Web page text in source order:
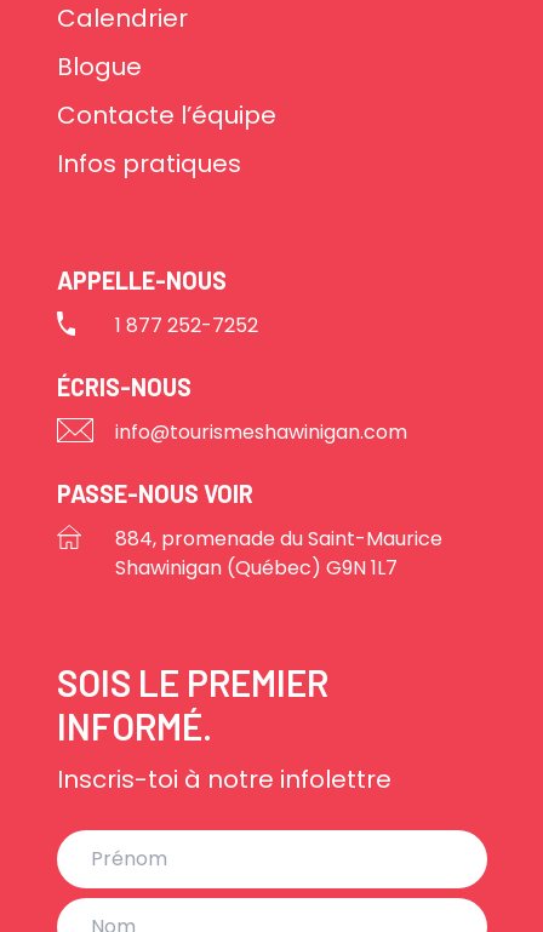
Calendrier
Blogue
Contacte l’équipe
Infos pratiques
APPELLE-NOUS
1 877 252-7252
ÉCRIS-NOUS
info@tourismeshawinigan.com
PASSE-NOUS VOIR
884, promenade du Saint-Maurice
Shawinigan (Québec) G9N 1L7
SOIS LE PREMIER
INFORMÉ.
Inscris-toi à notre infolettre